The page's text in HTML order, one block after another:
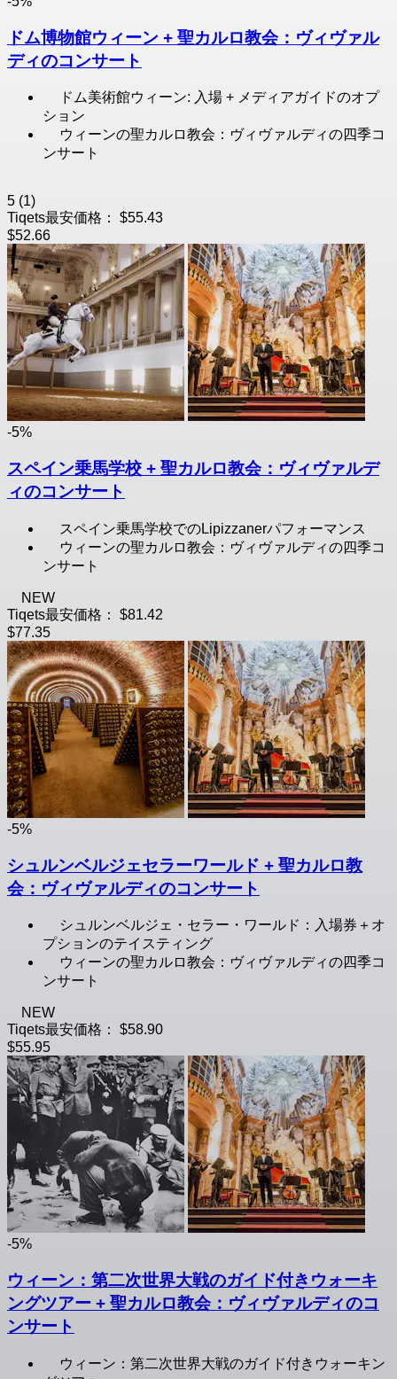
ドム博物館ウィーン + 聖カルロ教会：ヴィヴァル
ディのコンサート
ドム美術館ウィーン: 入場 + メディアガイドのオプ
ション
ウィーンの聖カルロ教会：ヴィヴァルディの四季コ
ンサート
5 (1)
Tiqets最安価格：
$55.43
$52.66
-5%
スペイン乗馬学校 + 聖カルロ教会：ヴィヴァルデ
ィのコンサート
スペイン乗馬学校でのLipizzanerパフォーマンス
ウィーンの聖カルロ教会：ヴィヴァルディの四季コ
ンサート
NEW
Tiqets最安価格：
$81.42
$77.35
-5%
シュルンベルジェセラーワールド + 聖カルロ教
会：ヴィヴァルディのコンサート
シュルンベルジェ・セラー・ワールド：入場券＋オ
プションのテイスティング
ウィーンの聖カルロ教会：ヴィヴァルディの四季コ
ンサート
NEW
Tiqets最安価格：
$58.90
$55.95
-5%
ウィーン：第二次世界大戦のガイド付きウォーキ
ングツアー + 聖カルロ教会：ヴィヴァルディのコ
ンサート
ウィーン：第二次世界大戦のガイド付きウォーキン